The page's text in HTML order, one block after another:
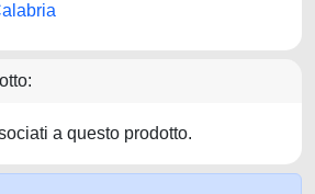
a questo prodotto.